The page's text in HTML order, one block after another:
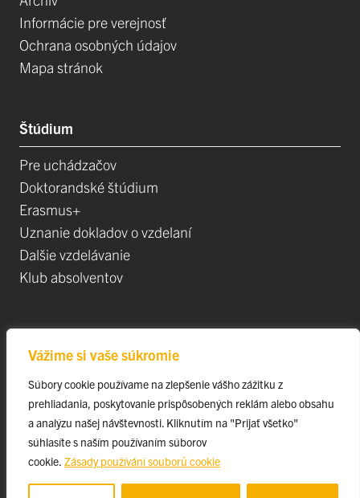
Vážime si vaše súkromie
Súbory cookie používame na zlepšenie vášho zážitku z
prehliadania, poskytovanie prispôsobených reklám alebo obsahu
a analýzu našej návštevnosti. Kliknutím na "Prijať všetko"
súhlasíte s naším používaním súborov
cookie. Zásady používání souborů cookie
Informácie pre verejnosť
Ochrana osobných údajov
Mapa stránok
Štúdium
Pre uchádzačov
Doktorandské štúdium
Erasmus+
Uznanie dokladov o vzdelaní
Dalšie vzdelávanie
Klub absolventov
Projekty
Špičkové tímy
TIP-UPJŠ
Vedecké parky
Evidencia publikačnej činnosti